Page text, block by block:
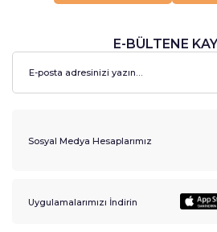
E-BÜLTENE
Sosyal Medya Hesaplarımız
Uygulamalarımızı İndirin